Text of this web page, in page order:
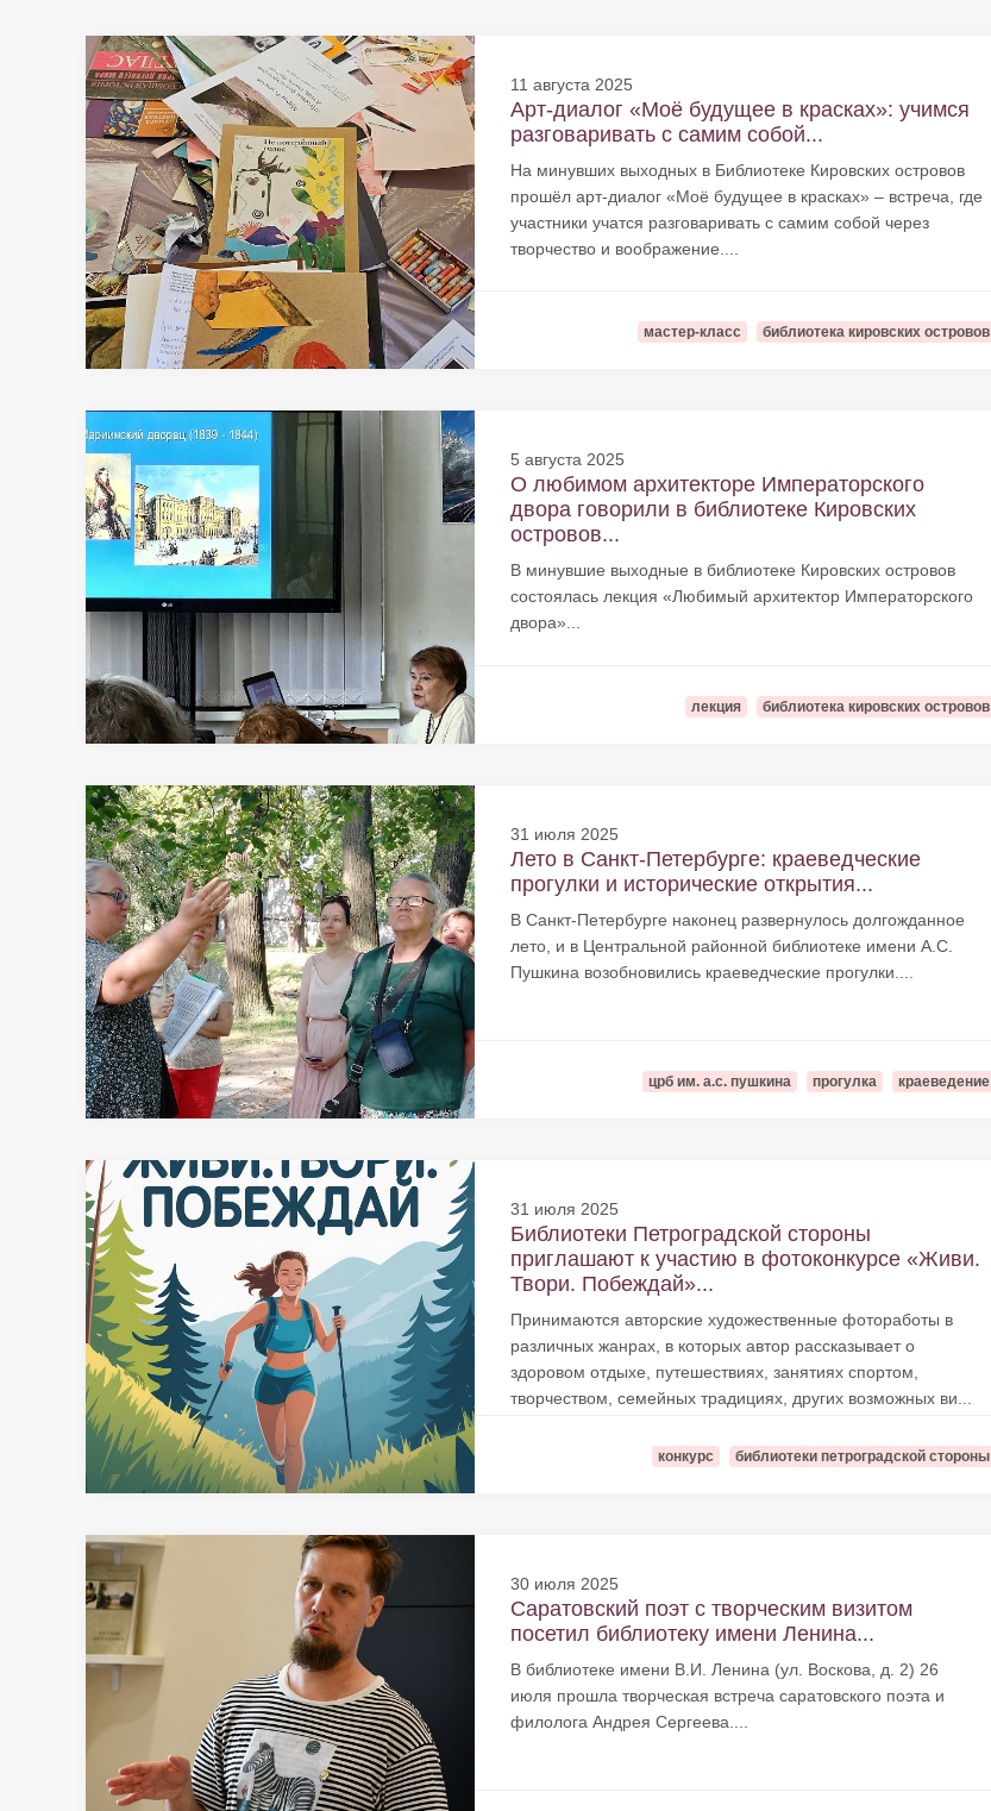
11 августа 2025
Арт-диалог «Моё будущее в красках»: учимся
разговаривать с самим собой...
На минувших выходных в Библиотеке Кировских островов
прошёл арт-диалог «Моё будущее в красках» – встреча, где
участники учатся разговаривать с самим собой через
творчество и воображение....
мастер-класс библиотека кировских островов
5 августа 2025
О любимом архитекторе Императорского
двора говорили в библиотеке Кировских
островов...
В минувшие выходные в библиотеке Кировских островов
состоялась лекция «Любимый архитектор Императорского
двора»...
лекция библиотека кировских островов
31 июля 2025
Лето в Санкт-Петербурге: краеведческие
прогулки и исторические открытия...
В Санкт-Петербурге наконец развернулось долгожданное
лето, и в Центральной районной библиотеке имени А.С.
Пушкина возобновились краеведческие прогулки....
црб им. а.с. пушкина прогулка краеведение
31 июля 2025
Библиотеки Петроградской стороны
приглашают к участию в фотоконкурсе «Живи.
Твори. Побеждай»...
Принимаются авторские художественные фотоработы в
различных жанрах, в которых автор рассказывает о
здоровом отдыхе, путешествиях, занятиях спортом,
творчеством, семейных традициях, других возможных ви...
конкурс библиотеки петроградской стороны
30 июля 2025
Саратовский поэт с творческим визитом
посетил библиотеку имени Ленина...
В библиотеке имени В.И. Ленина (ул. Воскова, д. 2) 26
июля прошла творческая встреча саратовского поэта и
филолога Андрея Сергеева....